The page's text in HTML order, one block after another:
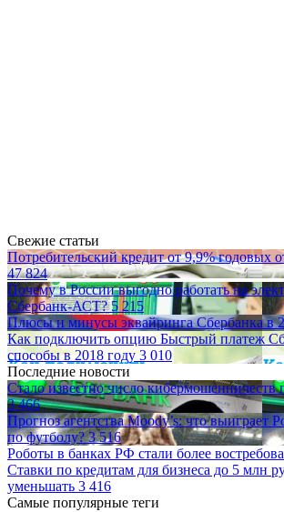
Свежие статьи
Потребительский кредит от 9,9% годовых
47 824
Почему в России выгодно работать на
Сбербанк-АСТ?5 215
Плюсы и минусы эквайринга Сбербанка в
Как подключить опцию Быстрый платеж
способы в 2018 году 3 010
Последние новости
Стало известно число кибермошенничеств
3 466
Прогноз агентства Moody’s: что выиграет
по футболу?3 516
Роботы в банках РФ стали более
Ставки по кредитам для бизнеса до 5 млн
уменьшать 3 416
Самые популярные теги